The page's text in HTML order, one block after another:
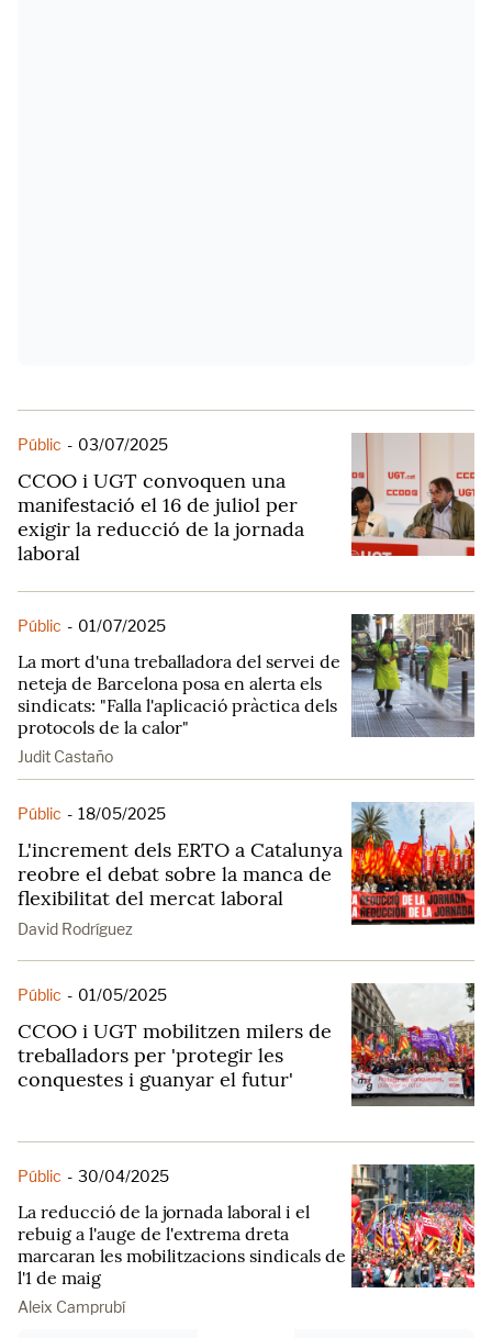
Públic - 03/07/2025
CCOO i UGT convoquen una
manifestació el 16 de juliol per
exigir la reducció de la jornada
laboral
Públic - 01/07/2025
La mort d'una treballadora del servei de
neteja de Barcelona posa en alerta els
sindicats: "Falla l'aplicació pràctica dels
protocols de la calor"
Judit Castaño
Públic - 18/05/2025
L'increment dels ERTO a Catalunya
reobre el debat sobre la manca de
flexibilitat del mercat laboral
David Rodríguez
Públic - 01/05/2025
CCOO i UGT mobilitzen milers de
treballadors per 'protegir les
conquestes i guanyar el futur'
Públic - 30/04/2025
La reducció de la jornada laboral i el
rebuig a l'auge de l'extrema dreta
marcaran les mobilitzacions sindicals de
l'1 de maig
Aleix Camprubí